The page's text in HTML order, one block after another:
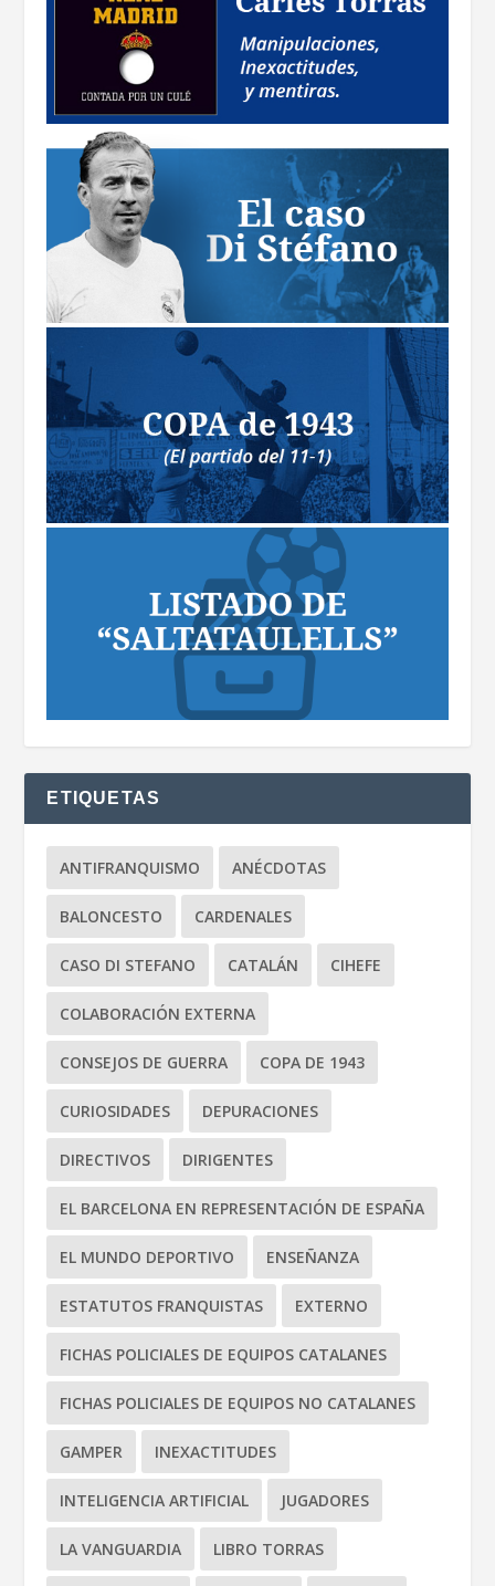
ETIQUETAS
ANTIFRANQUISMO ANÉCDOTAS
BALONCESTO CARDENALES
CASO DI STEFANO CATALÁN CIHEFE
COLABORACIÓN EXTERNA
CONSEJOS DE GUERRA COPA DE 1943
CURIOSIDADES DEPURACIONES
DIRECTIVOS DIRIGENTES
EL BARCELONA EN REPRESENTACIÓN DE ESPAÑA
EL MUNDO DEPORTIVO ENSEÑANZA
ESTATUTOS FRANQUISTAS EXTERNO
FICHAS POLICIALES DE EQUIPOS CATALANES
FICHAS POLICIALES DE EQUIPOS NO CATALANES
GAMPER INEXACTITUDES
INTELIGENCIA ARTIFICIAL JUGADORES
LA VANGUARDIA LIBRO TORRAS